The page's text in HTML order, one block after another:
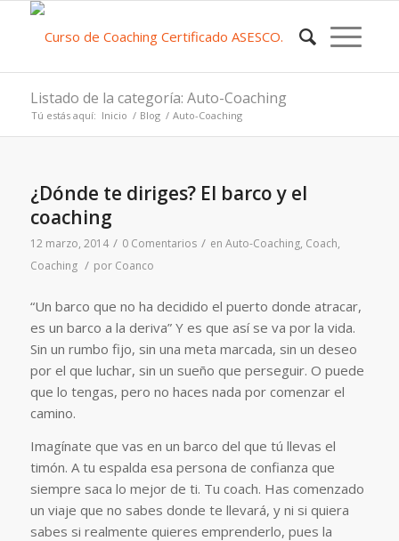
Listado de la categoría: Auto-Coaching
Tú estás aquí: Inicio / Blog / Auto-Coaching
¿Dónde te diriges? El barco y el
coaching
12 marzo, 2014 / 0 Comentarios / en Auto-Coaching, Coach,
Coaching / por Coanco
“Un barco que no ha decidido el puerto donde atracar,
es un barco a la deriva” Y es que así se va por la vida.
Sin un rumbo fijo, sin una meta marcada, sin un deseo
por el que luchar, sin un sueño que perseguir. O puede
que lo tengas, pero no haces nada por comenzar el
camino.
Imagínate que vas en un barco del que tú llevas el
timón. A tu espalda esa persona de confianza que
siempre saca lo mejor de ti. Tu coach. Has comenzado
un viaje que no sabes donde te llevará, y ni si quiera
sabes si realmente quieres emprenderlo, pues la